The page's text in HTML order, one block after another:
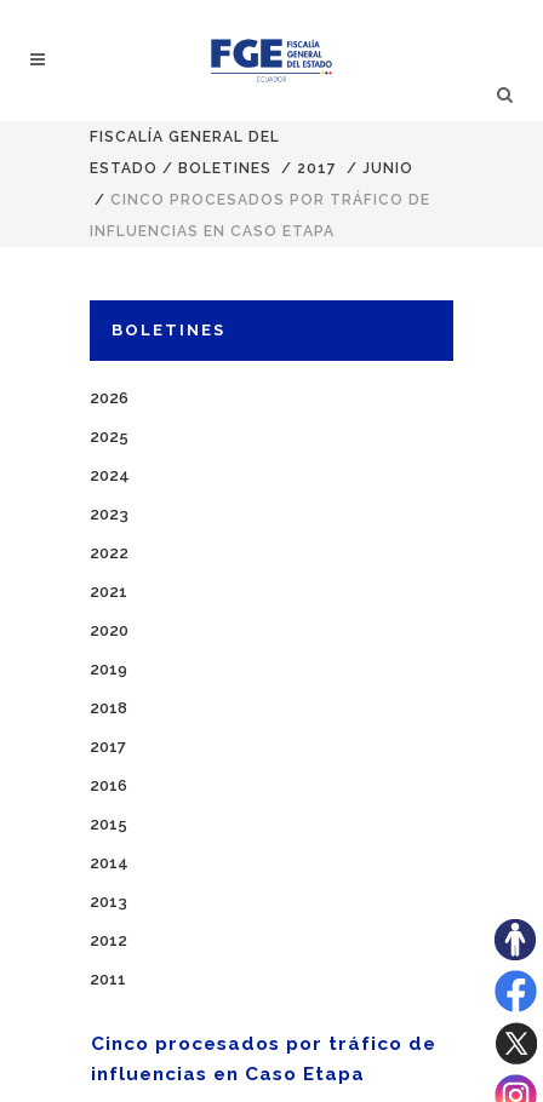
FISCALÍA GENERAL DEL
ESTADO / BOLETINES / 2017 / JUNIO
/ CINCO PROCESADOS POR TRÁFICO DE
INFLUENCIAS EN CASO ETAPA
BOLETINES
2026
2025
2024
2023
2022
2021
2020
2019
2018
2017
2016
2015
2014
2013
2012
2011
Cinco procesados por tráfico de
influencias en Caso Etapa